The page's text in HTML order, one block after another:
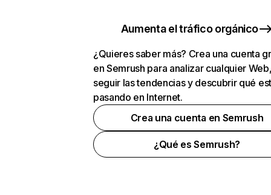
Aumenta el tráfico orgánico
¿Quieres saber más? Crea una cuenta
en Semrush para analizar cualquier
seguir las tendencias y descubrir qué
pasando en Internet.
Crea una cuenta en Semrush
¿Qué es Semrush?